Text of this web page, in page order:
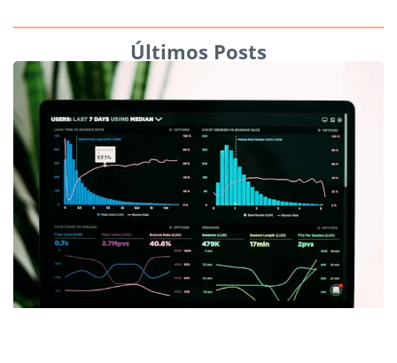
Últimos Posts